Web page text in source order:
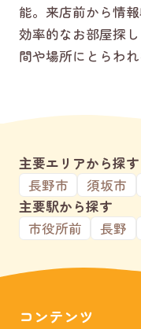
能。来店前から情
効率的なお部屋探
間や場所にとらわ
主要エリアから探す
長野市
須坂市
主要駅から探す
市役所前
長野
コンテンツ